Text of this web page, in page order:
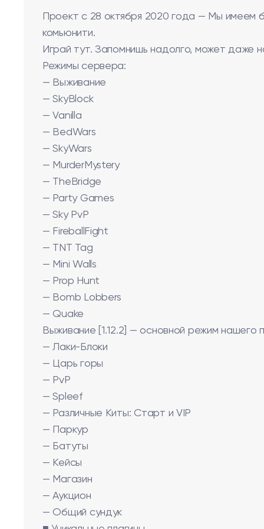
Проект с 28 октября 2020 года — Мы имеем
комьюнити.
Играй тут. Запомнишь надолго, может даже
Режимы сервера:
— Выживание
— SkyBlock
— Vanilla
— BedWars
— SkyWars
— MurderMystery
— TheBridge
— Party Games
— Sky PvP
— FireballFight
— TNT Tag
— Mini Walls
— Prop Hunt
— Bomb Lobbers
— Quake
Выживание [1.12.2] — основной режим нашего
— Лаки-Блоки
— Царь горы
— PvP
— Spleef
— Различные Киты: Старт и VIP
— Паркур
— Батуты
— Кейсы
— Магазин
— Аукцион
— Общий сундук